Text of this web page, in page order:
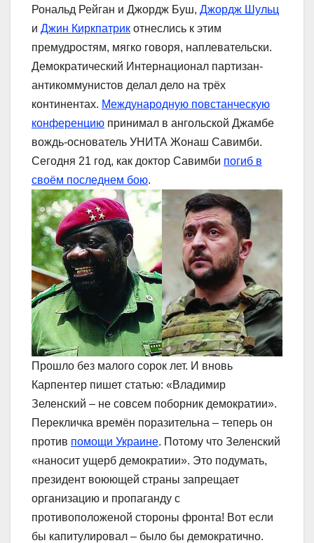
Рональд Рейган и Джордж Буш, Джордж Шульц
и Джин Киркпатрик отнеслись к этим
премудростям, мягко говоря, наплевательски.
Демократический Интернационал партизан-
антикоммунистов делал дело на трёх
континентах. Международную повстанческую
конференцию принимал в ангольской Джамбе
вождь-основатель УНИТА Жонаш Савимби.
Сегодня 21 год, как доктор Савимби погиб в
своём последнем бою.
Прошло без малого сорок лет. И вновь
Карпентер пишет статью: «Владимир
Зеленский – не совсем поборник демократии».
Перекличка времён поразительна – теперь он
против помощи Украине. Потому что Зеленский
«наносит ущерб демократии». Это подумать,
президент воюющей страны запрещает
организацию и пропаганду с
противоположеной стороны фронта! Вот если
бы капитулировал – было бы демократично.